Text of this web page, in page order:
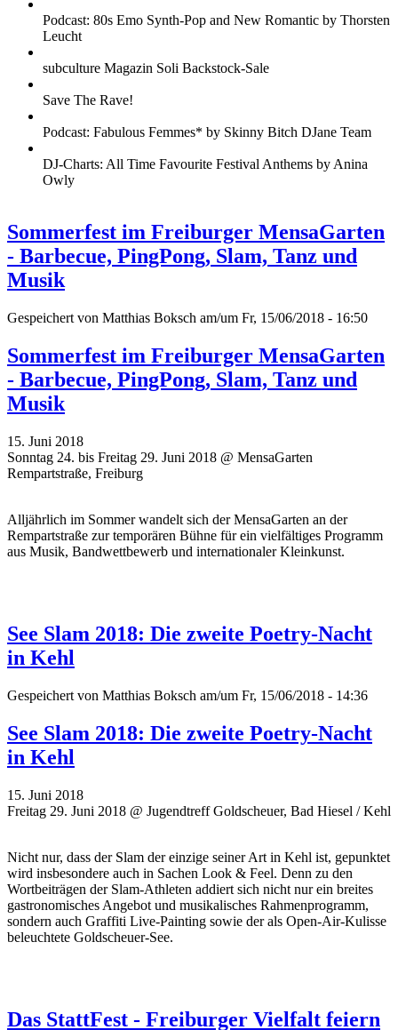
Podcast: 80s Emo Synth-Pop and New Romantic by Thorsten
Leucht
subculture Magazin Soli Backstock-Sale
Save The Rave!
Podcast: Fabulous Femmes* by Skinny Bitch DJane Team
DJ-Charts: All Time Favourite Festival Anthems by Anina
Owly
Sommerfest im Freiburger MensaGarten
- Barbecue, PingPong, Slam, Tanz und
Musik
Gespeichert von Matthias Boksch am/um Fr, 15/06/2018 - 16:50
Sommerfest im Freiburger MensaGarten
- Barbecue, PingPong, Slam, Tanz und
Musik
15. Juni 2018
Sonntag 24. bis Freitag 29. Juni 2018 @ MensaGarten
Rempartstraße, Freiburg
Alljährlich im Sommer wandelt sich der MensaGarten an der
Rempartstraße zur temporären Bühne für ein vielfältiges Programm
aus Musik, Bandwettbewerb und internationaler Kleinkunst.
See Slam 2018: Die zweite Poetry-Nacht
in Kehl
Gespeichert von Matthias Boksch am/um Fr, 15/06/2018 - 14:36
See Slam 2018: Die zweite Poetry-Nacht
in Kehl
15. Juni 2018
Freitag 29. Juni 2018 @ Jugendtreff Goldscheuer, Bad Hiesel / Kehl
Nicht nur, dass der Slam der einzige seiner Art in Kehl ist, gepunktet
wird insbesondere auch in Sachen Look & Feel. Denn zu den
Wortbeiträgen der Slam-Athleten addiert sich nicht nur ein breites
gastronomisches Angebot und musikalisches Rahmenprogramm,
sondern auch Graffiti Live-Painting sowie der als Open-Air-Kulisse
beleuchtete Goldscheuer-See.
Das StattFest - Freiburger Vielfalt feiern